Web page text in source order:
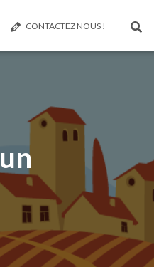
CONTACTEZ NOUS !